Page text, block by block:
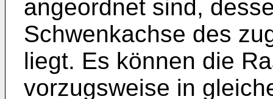
angeordnet sind,
Schwenkachse des
liegt. Es können die
vorzugsweise in